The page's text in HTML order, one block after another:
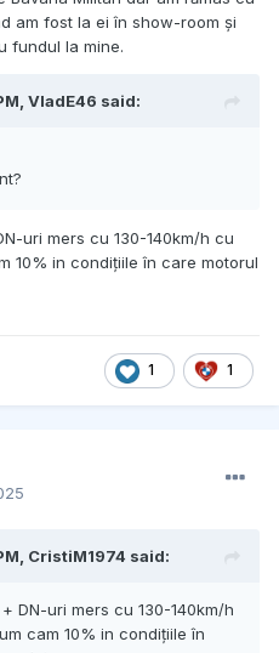
am fost la ei în show-room și
fundul la mine.
VladE46 said:
uri mers cu 130-140km/h cu
10% in condițiile în care motorul
1 1
CristiM1974 said:
DN-uri mers cu 130-140km/h
cam 10% in condițiile în